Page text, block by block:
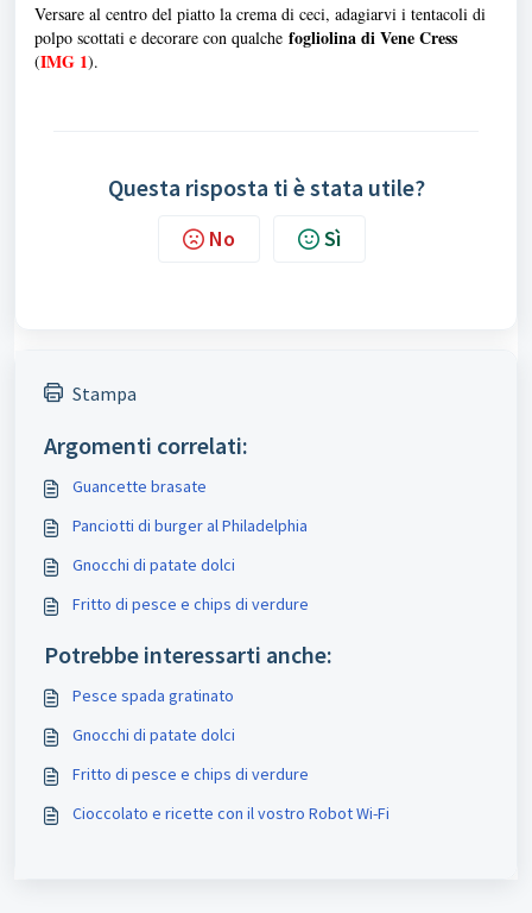
Versare al centro del piatto la crema di ceci, adagiarvi i tentacoli di
polpo scottati e decorare con qualche fogliolina di Vene Cress
(IMG 1).
Questa risposta ti è stata utile?
No Sì
Stampa
Argomenti correlati:
Guancette brasate
Panciotti di burger al Philadelphia
Gnocchi di patate dolci
Fritto di pesce e chips di verdure
Potrebbe interessarti anche:
Pesce spada gratinato
Gnocchi di patate dolci
Fritto di pesce e chips di verdure
Cioccolato e ricette con il vostro Robot Wi-Fi